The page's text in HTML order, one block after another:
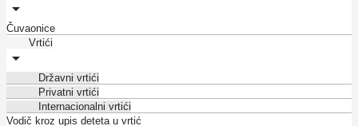
Čuvaonice
Vrtići
Državni vrtići
Privatni vrtići
Internacionalni vrtići
Vodič kroz upis deteta u vrtić